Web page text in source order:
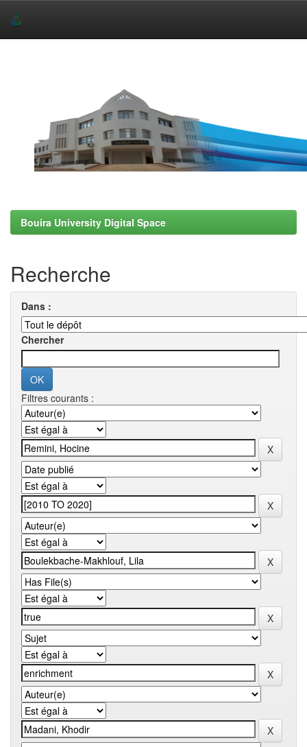
Bouira University Digital Space
Recherche
Dans :
Chercher
Filtres courants :